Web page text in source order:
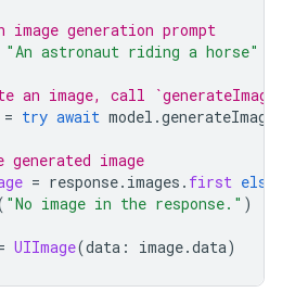
generation prompt
"An astronaut riding a horse"
an image, call
= try await model .generateImages
image
= response. images . first else
"No image in the response." )
UIImage(data : image.data)